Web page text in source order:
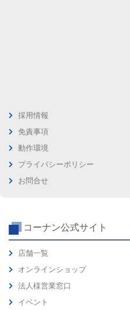
採用情報
免責事項
動作環境
プライバシーポリシー
お問合せ
コーナン公式サイト
店舗一覧
オンラインショップ
法人様営業窓口
イベント